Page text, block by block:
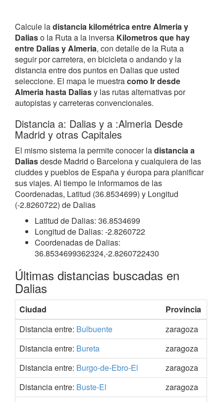
Calcule ladistancia kilométrica entre Almeria y
Daliaso la Ruta a la inversa Kilometros que hay
entre Dalias y Almeria, con detalle de la Ruta a
seguir por carretera, en bicicleta o andando y la
distancia entre dos puntos en Dalias que usted
seleccione. El mapa le muestracomo Ir desde
Almeria hasta Daliasy las rutas alternativas por
autopistas y carreteras convencionales.
Distancia a: Dalias y a :Almeria Desde
Madrid y otras Capitales
El mismo sistema la permite conocer ladistancia a
Daliasdesde Madrid o Barcelona y cualquiera de las
ciuddes y pueblos de España y éuropa para planificar
sus viajes. Al tiempo le informamos de las
Coordenadas, Latitud (36.8534699) y Longitud
(-2.8260722) de Dalias
Latitud de Dalias: 36.8534699
Longitud de Dalias: -2.8260722
Coordenadas de Dalias:
36.8534699362324,-2.8260722430
Últimas distancias buscadas en
Dalias
Ciudad Provincia
Distancia entre: Bulbuente zaragoza
Distancia entre: Bureta zaragoza
Distancia entre: Burgo-de-Ebro-El zaragoza
Distancia entre: Buste-El zaragoza